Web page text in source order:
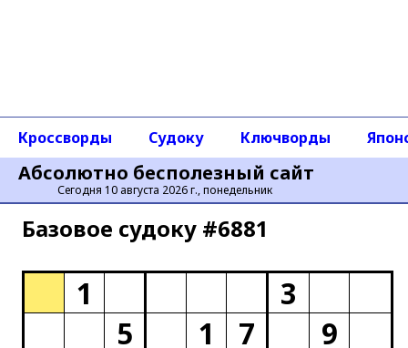
Абсолютно бесполезный сайт
Сегодня 10 августа 2026 г., понедельник
Кроссворды Судоку Ключворды
Базовое cудоку #6881
1
3
5
1 7
9